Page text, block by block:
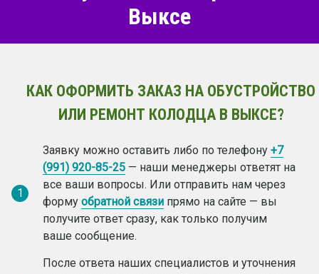
Выксе
КАК ОФОРМИТЬ ЗАКАЗ НА ОБУСТРОЙСТВО
ИЛИ РЕМОНТ КОЛОДЦА В ВЫКСЕ?
1
Заявку можно оставить либо по телефону +7
(991) 920-85-25 — наши менеджеры ответят на
все ваши вопросы. Или отправить нам через
форму обратной связи прямо на сайте — вы
получите ответ сразу, как только получим
ваше сообщение.
После ответа наших специалистов и уточнения